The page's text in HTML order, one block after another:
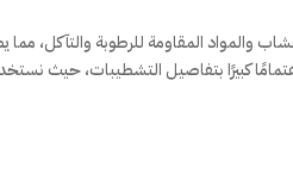
والمواد المقاومة للرطوبة والتآكل،
كبيرًا بتفاصيل التشطيبات، حيث